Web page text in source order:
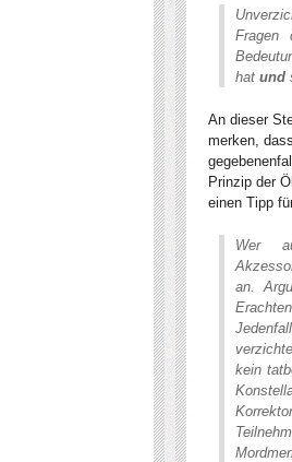
Fragen
hat und
An dieser
merken,
Prinzip der
einen Tipp
Wer
an.
kein